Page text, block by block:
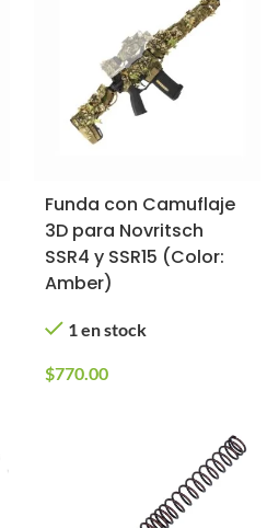
Funda con Camuflaje
3D para Novritsch
SSR4 y SSR15 (Color:
Amber)
1 en stock
$770.00